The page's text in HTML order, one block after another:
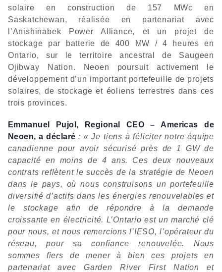
solaire en construction de 157 MWc en
Saskatchewan, réalisée en partenariat avec
l’Anishinabek Power Alliance, et un projet de
stockage par batterie de 400 MW / 4 heures en
Ontario, sur le territoire ancestral de Saugeen
Ojibway Nation. Neoen poursuit activement le
développement d’un important portefeuille de projets
solaires, de stockage et éoliens terrestres dans ces
trois provinces.
Emmanuel Pujol, Regional CEO – Americas de
Neoen, a déclaré : « Je tiens à féliciter notre équipe
canadienne pour avoir sécurisé près de 1 GW de
capacité en moins de 4 ans. Ces deux nouveaux
contrats reflètent le succès de la stratégie de Neoen
dans le pays, où nous construisons un portefeuille
diversifié d’actifs dans les énergies renouvelables et
le stockage afin de répondre à la demande
croissante en électricité. L’Ontario est un marché clé
pour nous, et nous remercions l’IESO, l’opérateur du
réseau, pour sa confiance renouvelée. Nous
sommes fiers de mener à bien ces projets en
partenariat avec Garden River First Nation et